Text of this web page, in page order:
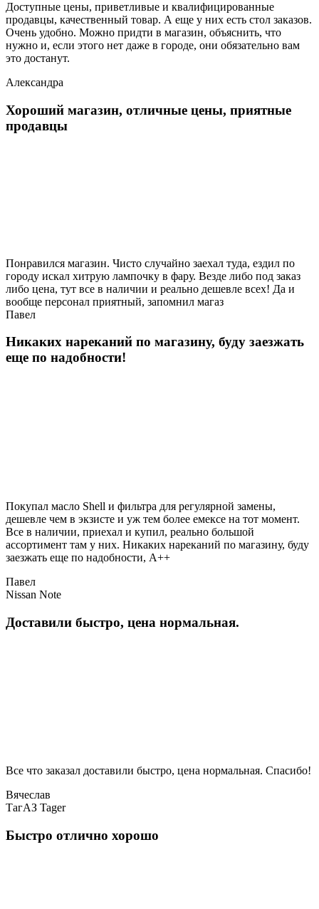
Доступные цены, приветливые и квалифицированные
продавцы, качественный товар. А еще у них есть стол заказов.
Очень удобно. Можно придти в магазин, объяснить, что
нужно и, если этого нет даже в городе, они обязательно вам
это достанут.
Александра
Хороший магазин, отличные цены, приятные
продавцы
Понравился магазин. Чисто случайно заехал туда, ездил по
городу искал хитрую лампочку в фару. Везде либо под заказ
либо цена, тут все в наличии и реально дешевле всех! Да и
вообще персонал приятный, запомнил магаз
Павел
Никаких нареканий по магазину, буду заезжать
еще по надобности!
Покупал масло Shell и фильтра для регулярной замены,
дешевле чем в экзисте и уж тем более емексе на тот момент.
Все в наличии, приехал и купил, реально большой
ассортимент там у них. Никаких нареканий по магазину, буду
заезжать еще по надобности, A++
Павел
Nissan Note
Доставили быстро, цена нормальная.
Все что заказал доставили быстро, цена нормальная. Спасибо!
Вячеслав
ТагАЗ Tager
Быстро отлично хорошо